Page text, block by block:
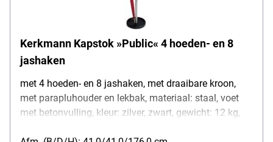
Kerkmann Kapstok »Public« 4 hoeden- en 8
jashaken
met 4 hoeden- en 8 jashaken, met draaibare kroon,
met parapluhouder en lekbak, materiaal: staal, voet
met betonvulling, kleur: zilver, zwart, gewicht: 12 kg,